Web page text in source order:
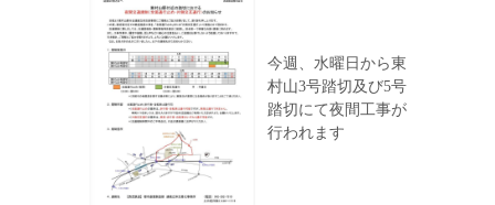
今週、水曜日から東
村山3号踏切及び5号
踏切にて夜間工事が
行われます